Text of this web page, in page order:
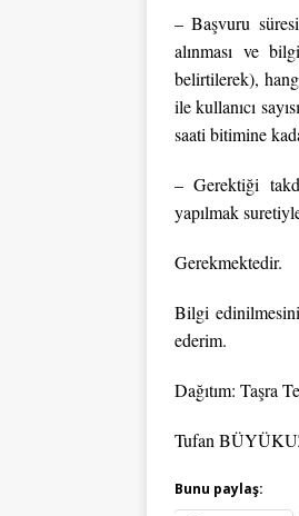
– Başvuru
alınması ve
belirtilerek),
ile kullanıcı
saati bitimine
– Gerektiği
yapılmak
Gerekmektedir.
Bilgi
ederim.
Dağıtım: Taşra
Tufan
Bunu paylaş: